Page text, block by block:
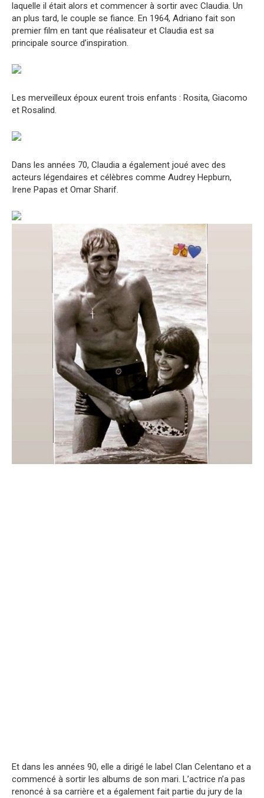
laquelle il était alors et commencer à sortir avec Claudia. Un
an plus tard, le couple se fiance. En 1964, Adriano fait son
premier film en tant que réalisateur et Claudia est sa
principale source d’inspiration.
Les merveilleux époux eurent trois enfants : Rosita, Giacomo
et Rosalind.
Dans les années 70, Claudia a également joué avec des
acteurs légendaires et célèbres comme Audrey Hepburn,
Irene Papas et Omar Sharif.
Et dans les années 90, elle a dirigé le label Clan Celentano et a
commencé à sortir les albums de son mari. L’actrice n’a pas
renoncé à sa carrière et a également fait partie du jury de la